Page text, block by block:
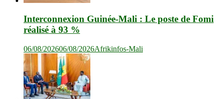
Interconnexion Guinée-Mali : Le poste de Fomi
réalisé à 93 %
06/08/202606/08/2026Afrikinfos-Mali